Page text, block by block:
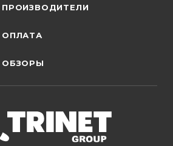
ПРОИЗВОДИТЕЛИ
ОПЛАТА
ОБЗОРЫ